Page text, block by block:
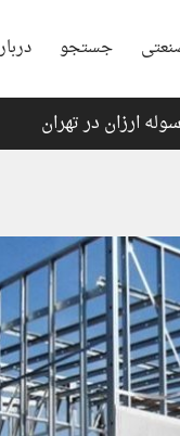
جستجو
ارزان در تهران